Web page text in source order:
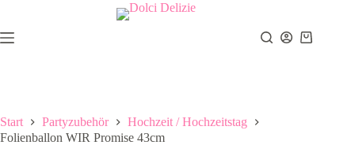
springen
Warenkorb
Start Partyzubehör
Hochzeit / Hochzeitstag
Folienballon WIR Promise 43cm